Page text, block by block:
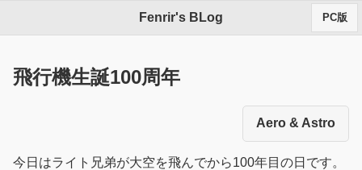
Fenrir's BLog PC版
飛行機生誕100周年
Aero & Astro
今日はライト兄弟が大空を飛んでから100年目の日です。